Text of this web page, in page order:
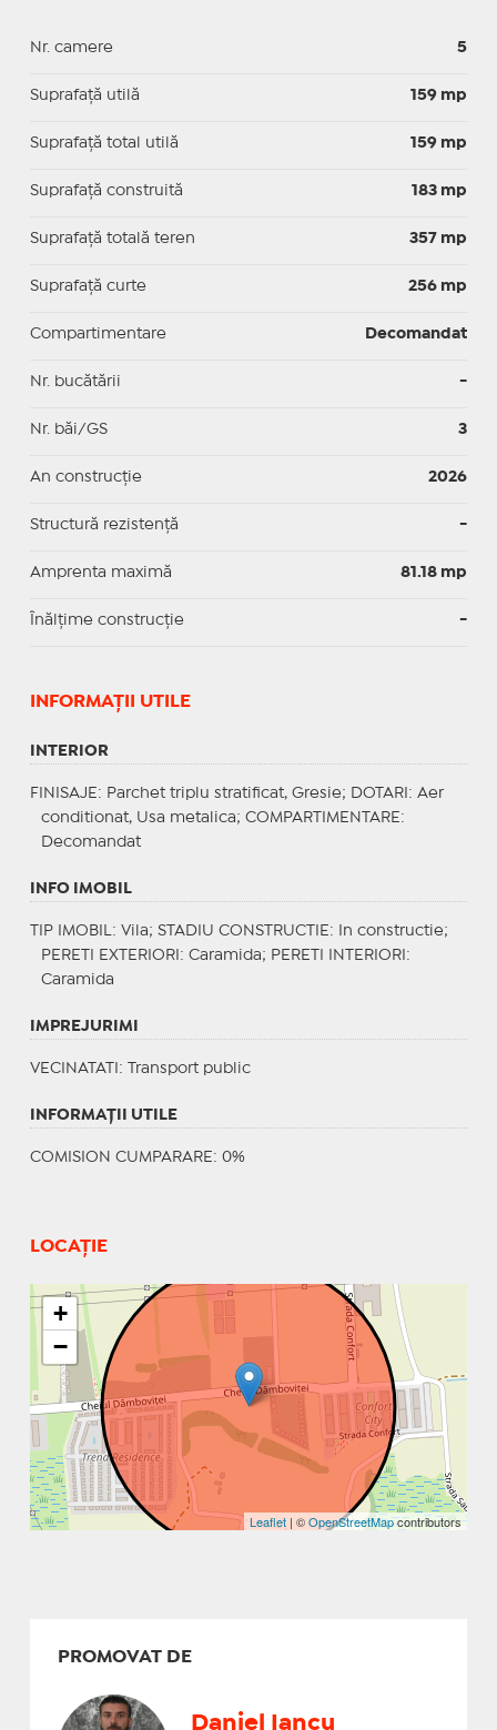
Nr. camere 5
Suprafaţă utilă 159 mp
Suprafaţă total utilă 159 mp
Suprafaţă construită 183 mp
Suprafață totală teren 357 mp
Suprafaţă curte 256 mp
Compartimentare Decomandat
Nr. bucătării -
Nr. băi/GS 3
An construcție 2026
Structură rezistență -
Amprenta maximă 81.18 mp
Înălțime construcție -
INFORMAŢII UTILE
INTERIOR
FINISAJE : Parchet triplu stratificat, Gresie; DOTARI : Aer
conditionat, Usa metalica; COMPARTIMENTARE :
Decomandat
INFO IMOBIL
TIP IMOBIL : Vila; STADIU CONSTRUCTIE : In constructie;
PERETI EXTERIORI : Caramida; PERETI INTERIORI :
Caramida
IMPREJURIMI
VECINATATI : Transport public
INFORMAŢII UTILE
COMISION CUMPARARE: 0%
LOCAȚIE
+
−
Leaflet | ©OpenStreetMapcontributors
PROMOVAT DE
Daniel Iancu